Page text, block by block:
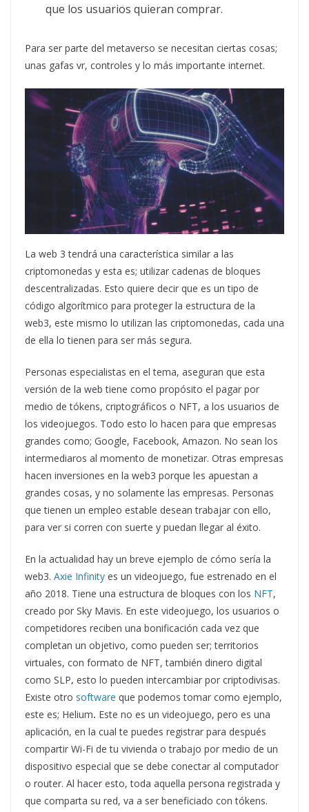
que los usuarios quieran comprar.
Para ser parte del metaverso se necesitan ciertas cosas;
unas gafas vr, controles y lo más importante internet.
La web 3 tendrá una característica similar a las
criptomonedas y esta es; utilizar cadenas de bloques
descentralizadas. Esto quiere decir que es un tipo de
código algorítmico para proteger la estructura de la
web3, este mismo lo utilizan las criptomonedas, cada una
de ella lo tienen para ser más segura.
Personas especialistas en el tema, aseguran que esta
versión de la web tiene como propósito el pagar por
medio de tókens, criptográficos o NFT, a los usuarios de
los videojuegos. Todo esto lo hacen para que empresas
grandes como; Google, Facebook, Amazon. No sean los
intermediaros al momento de monetizar. Otras empresas
hacen inversiones en la web3 porque les apuestan a
grandes cosas, y no solamente las empresas. Personas
que tienen un empleo estable desean trabajar con ello,
para ver si corren con suerte y puedan llegar al éxito.
En la actualidad hay un breve ejemplo de cómo sería la
web3. Axie Infinity es un videojuego, fue estrenado en el
año 2018. Tiene una estructura de bloques con los NFT,
creado por Sky Mavis. En este videojuego, los usuarios o
competidores reciben una bonificación cada vez que
completan un objetivo, como pueden ser; territorios
virtuales, con formato de NFT, también dinero digital
como SLP, esto lo pueden intercambiar por criptodivisas.
Existe otro software que podemos tomar como ejemplo,
este es; Helium. Este no es un videojuego, pero es una
aplicación, en la cual te puedes registrar para después
compartir Wi-Fi de tu vivienda o trabajo por medio de un
dispositivo especial que se debe conectar al computador
o router. Al hacer esto, toda aquella persona registrada y
que comparta su red, va a ser beneficiado con tókens.